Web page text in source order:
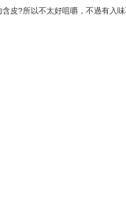
皮?所以不太好咀嚼，不過有入味